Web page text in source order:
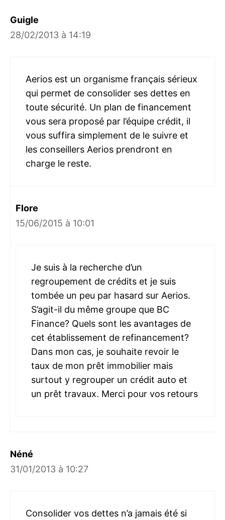
Guigle
28/02/2013 à 14:19
Aerios est un organisme français sérieux
qui permet de consolider ses dettes en
toute sécurité. Un plan de financement
vous sera proposé par l’équipe crédit, il
vous suffira simplement de le suivre et
les conseillers Aerios prendront en
charge le reste.
Flore
15/06/2015 à 10:01
Je suis à la recherche d’un
regroupement de crédits et je suis
tombée un peu par hasard sur Aerios.
S’agit-il du même groupe que BC
Finance? Quels sont les avantages de
cet établissement de refinancement?
Dans mon cas, je souhaite revoir le
taux de mon prêt immobilier mais
surtout y regrouper un crédit auto et
un prêt travaux. Merci pour vos retours
Néné
31/01/2013 à 10:27
Consolider vos dettes n’a jamais été si